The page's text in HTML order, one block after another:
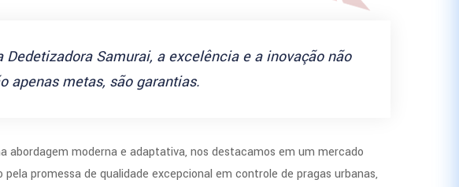
Dedetizadora Samurai, a excelência e a inovação não
apenas metas, são garantias.
abordagem moderna e adaptativa, nos destacamos em um mercado
pela promessa de qualidade excepcional em controle de pragas urbanas,